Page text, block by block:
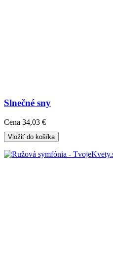
Slnečné sny
Cena 34,03 €
Vložiť do košíka